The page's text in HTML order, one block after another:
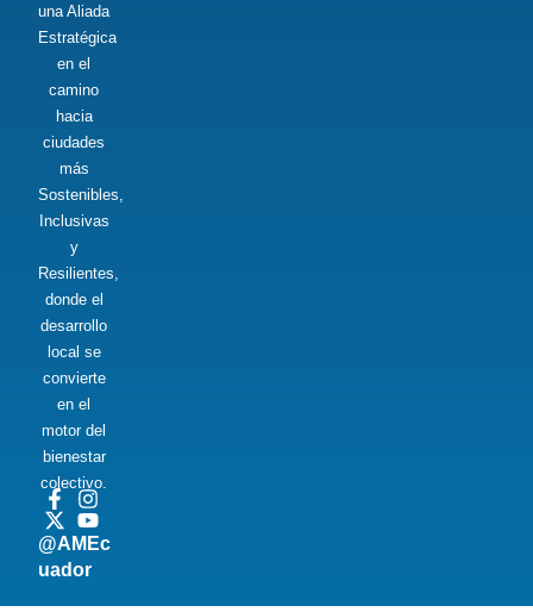
una Aliada
Estratégica
en el
camino
hacia
ciudades
más
Sostenibles,
Inclusivas
y
Resilientes,
donde el
desarrollo
local se
convierte
en el
motor del
bienestar
colectivo.
@AMEc
uador